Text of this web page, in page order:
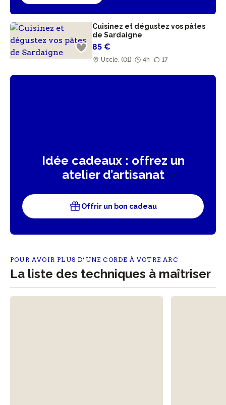
Cuisinez et dégustez vos pâtes
de Sardaigne
85 €
Uccle, (01) 4h 17
Idée cadeaux : offrez un
atelier d’artisanat
Offrir un bon cadeau
POUR AVOIR PLUS D’UNE CORDE À VOTRE ARC
La liste des techniques à maîtriser